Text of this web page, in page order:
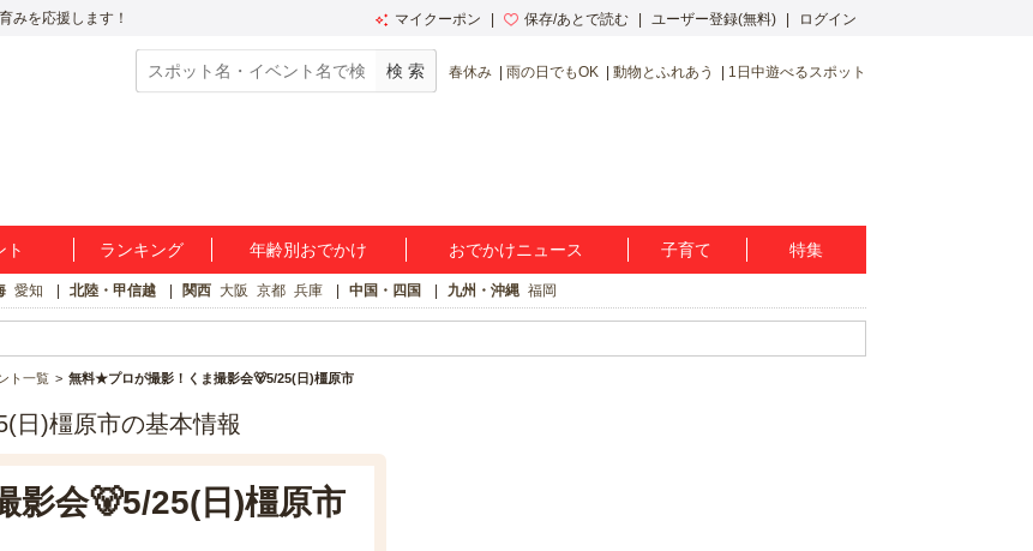
みを応援します！ マイクーポン 保存/あとで読む ユーザー登録(無料) ログイン
春休み 雨の日でもOK 動物とふれあう 1日中遊べるスポット
ト ランキング 年齢別おでかけ おでかけニュース 子育て 特集
愛知 北陸・甲信越 関西 大阪 京都 兵庫 中国・四国 九州・沖縄 福岡
ト一覧 無料★プロが撮影！くま撮影会🐻5/25(日)橿原市
日)橿原市の基本情報
会🐻5/25(日)橿原市